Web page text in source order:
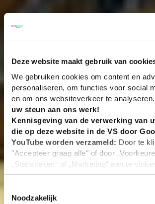
Deze website maakt gebruik van
We gebruiken cookies om content en
personaliseren, om functies voor social
en om ons websiteverkeer te analyseren.
uw steun aan ons werk!
Kennisgeving van de verwerking van
die op deze website in de VS door
YouTube worden verzameld: Door te
"Accepteer graag alle" of door
„Statistieken“ of „Marketing“ aan te
op "Selectie handmatig instellen", stemt
overeenstemming met Art. 49 (1) zin 1 lit.
Noodzakelijk